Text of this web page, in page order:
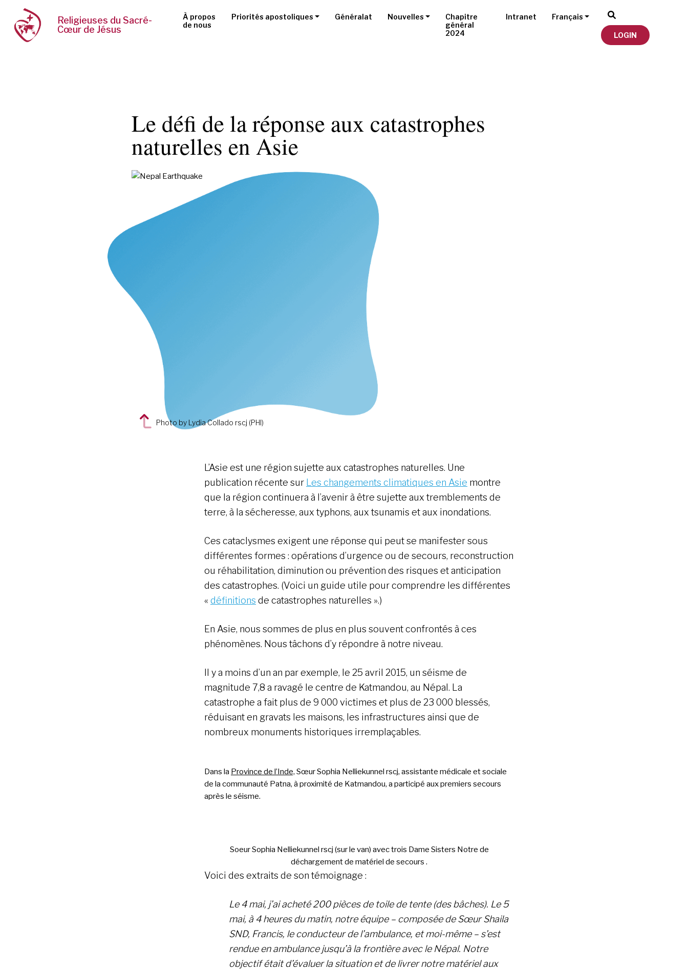
Religieuses du Sacré-
Cœur de Jésus
À propos
de nous
Priorités apostoliques Généralat Nouvelles
Chapitre
général
2024
Intranet Français
LOGIN
Le défi de la réponse aux catastrophes
naturelles en Asie
Photo by Lydia Collado rscj (PHI)
L’Asie est une région sujette aux catastrophes naturelles. Une
publication récente sur Les changements climatiques en Asie montre
que la région continuera à l’avenir à être sujette aux tremblements de
terre, à la sécheresse, aux typhons, aux tsunamis et aux inondations.
Ces cataclysmes exigent une réponse qui peut se manifester sous
différentes formes : opérations d’urgence ou de secours, reconstruction
ou réhabilitation, diminution ou prévention des risques et anticipation
des catastrophes. (Voici un guide utile pour comprendre les différentes
« définitions de catastrophes naturelles ».)
En Asie, nous sommes de plus en plus souvent confrontés à ces
phénomènes. Nous tâchons d’y répondre à notre niveau.
Il y a moins d’un an par exemple, le 25 avril 2015, un séisme de
magnitude 7,8 a ravagé le centre de Katmandou, au Népal. La
catastrophe a fait plus de 9 000 victimes et plus de 23 000 blessés,
réduisant en gravats les maisons, les infrastructures ainsi que de
nombreux monuments historiques irremplaçables.
Dans la Province de l’Inde, Sœur Sophia Nelliekunnel rscj, assistante médicale et sociale
de la communauté Patna, à proximité de Katmandou, a participé aux premiers secours
après le séisme.
Soeur Sophia Nelliekunnel rscj (sur le van) avec trois Dame Sisters Notre de
déchargement de matériel de secours .
Voici des extraits de son témoignage :
Le 4 mai, j’ai acheté 200 pièces de toile de tente (des bâches). Le 5
mai, à 4 heures du matin, notre équipe – composée de Sœur Shaila
SND, Francis, le conducteur de l’ambulance, et moi-même – s’est
rendue en ambulance jusqu’à la frontière avec le Népal. Notre
objectif était d’évaluer la situation et de livrer notre matériel aux